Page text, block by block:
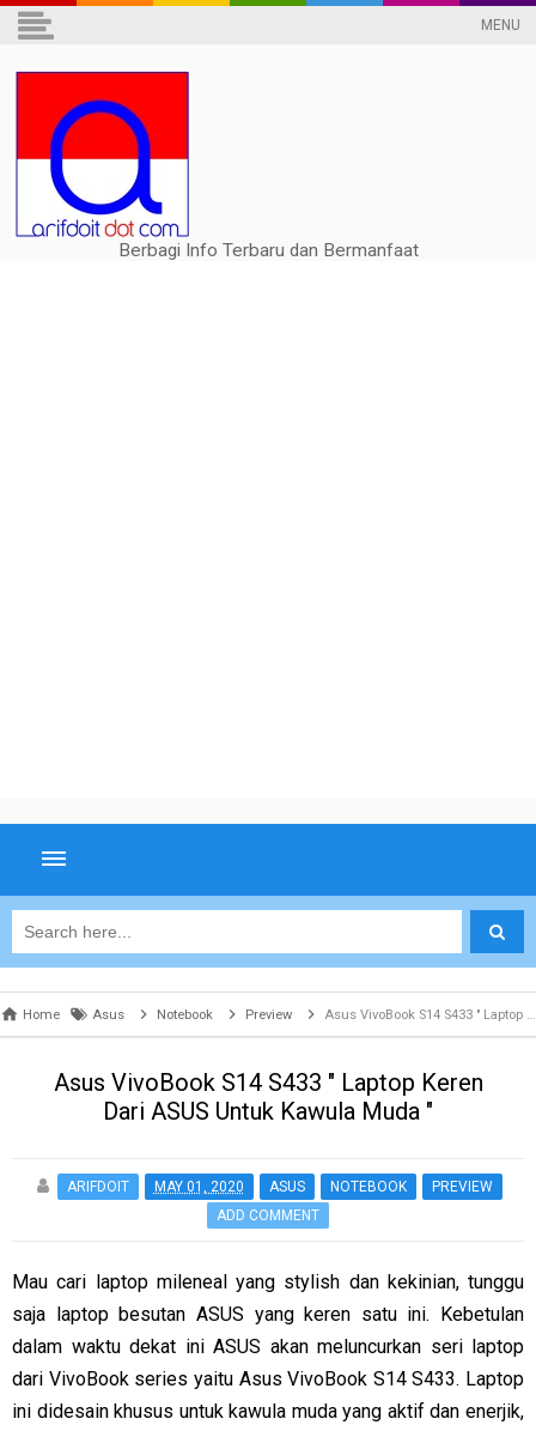
MENU
Berbagi Info Terbaru dan Bermanfaat
Home Asus Notebook Preview Asus VivoBook S14 S433 " Laptop Keren Dari ASUS Untuk Kawula Muda "
Asus VivoBook S14 S433 " Laptop Keren
Dari ASUS Untuk Kawula Muda "
ARIFDOIT MAY 01, 2020 ASUS NOTEBOOK
PREVIEW
ADD COMMENT
Mau cari laptop mileneal yang stylish dan kekinian, tunggu
saja laptop besutan ASUS yang keren satu ini. Kebetulan
dalam waktu dekat ini ASUS akan meluncurkan seri laptop
dari VivoBook series yaitu Asus VivoBook S14 S433. Laptop
ini didesain khusus untuk kawula muda yang aktif dan enerjik,